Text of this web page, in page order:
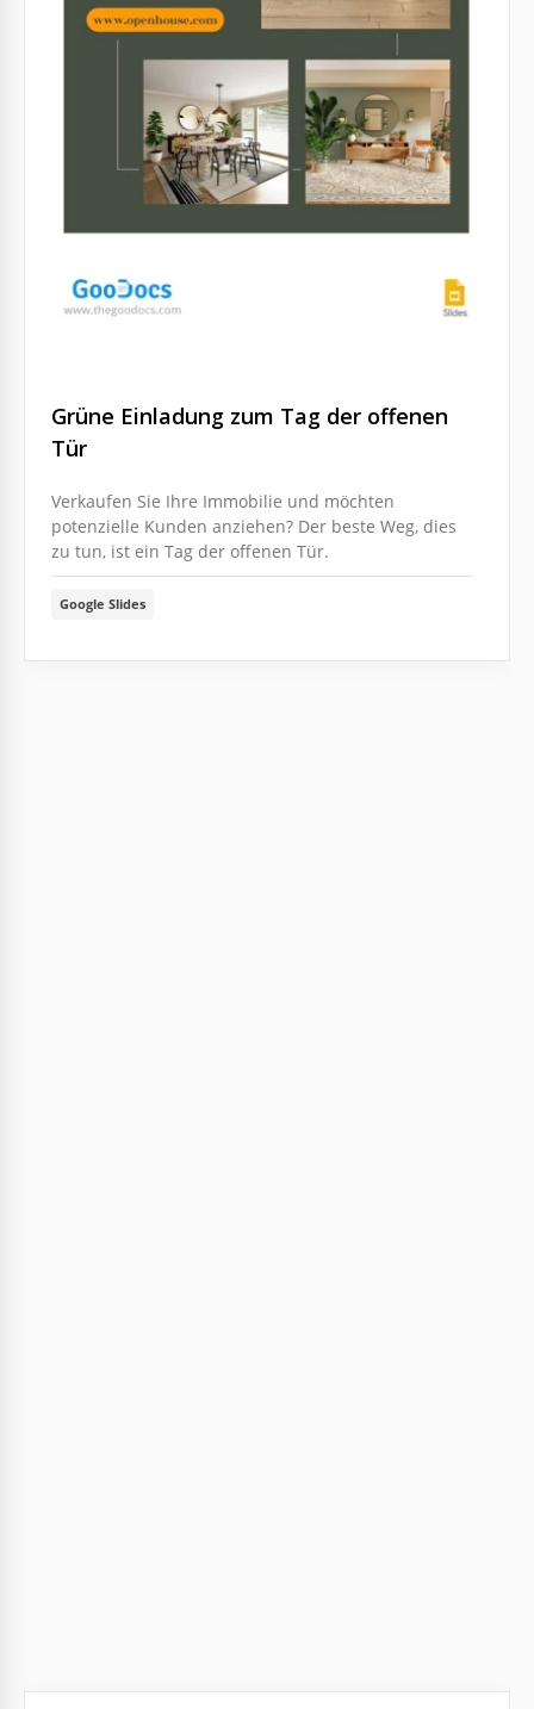
Grüne Einladung zum Tag der offenen
Tür
Verkaufen Sie Ihre Immobilie und möchten
potenzielle Kunden anziehen? Der beste Weg, dies
zu tun, ist ein Tag der offenen Tür.
Google Slides